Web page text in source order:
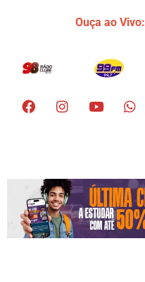
Ouça ao Vivo: